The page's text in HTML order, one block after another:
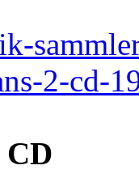
2-cd-